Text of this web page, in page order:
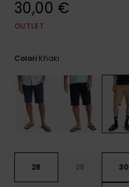
30,00 €
OUTLET
Colori Khaki
28 29 30